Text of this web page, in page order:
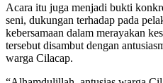
Acara itu juga menjadi bukti
seni, dukungan terhadap pada
kebersamaan dalam merayakan
tersebut disambut dengan
warga Cilacap.